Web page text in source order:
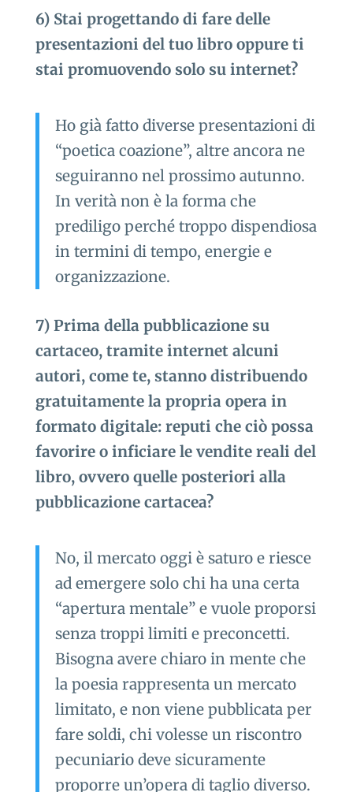
6) Stai progettando di fare delle
presentazioni del tuo libro oppure ti
stai promuovendo solo su internet?
Ho già fatto diverse presentazioni di
“poetica coazione”, altre ancora ne
seguiranno nel prossimo autunno.
In verità non è la forma che
prediligo perché troppo dispendiosa
in termini di tempo, energie e
organizzazione.
7) Prima della pubblicazione su
cartaceo, tramite internet alcuni
autori, come te, stanno distribuendo
gratuitamente la propria opera in
formato digitale: reputi che ciò possa
favorire o inficiare le vendite reali del
libro, ovvero quelle posteriori alla
pubblicazione cartacea?
No, il mercato oggi è saturo e riesce
ad emergere solo chi ha una certa
“apertura mentale” e vuole proporsi
senza troppi limiti e preconcetti.
Bisogna avere chiaro in mente che
la poesia rappresenta un mercato
limitato, e non viene pubblicata per
fare soldi, chi volesse un riscontro
pecuniario deve sicuramente
proporre un’opera di taglio diverso.